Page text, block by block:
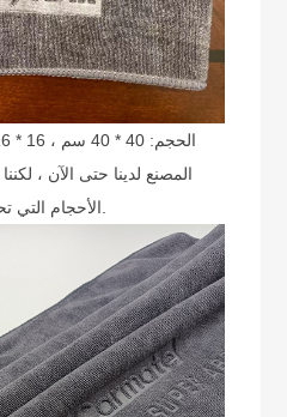
المصنع لدينا حتى الآن ،